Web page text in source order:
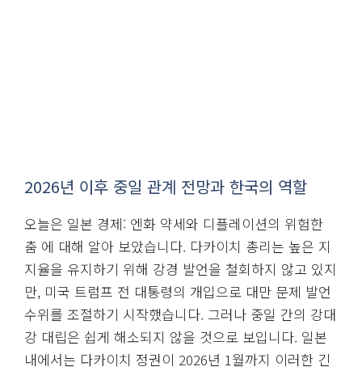
2026년 이후 중일 관계 전망과 한국의 역할
오늘은 일본 경제: 엔화 약세와 디플레이션의 위험한
춤 에 대해 알아 보았습니다. 다카이치 총리는 높은 지
지율을 유지하기 위해 강경 발언을 철회하지 않고 있지
만, 미국 트럼프 전 대통령의 개입으로 대만 문제 발언
수위를 조절하기 시작했습니다. 그러나 중일 간의 강대
강 대립은 쉽게 해소되지 않을 것으로 보입니다. 일본
내에서는 다카이치 정권이 2026년 1월까지 이러한 긴